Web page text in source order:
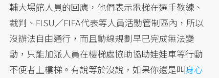
輔大場館人員的回應，他們表示電梯在選手教練、
裁判、FISU／FIFA代表等人員活動管制區內，所以
沒辦法自由通行，而且動線規劃早已完成無法變
動，只能加派人員在樓梯處協助協助娃娃車等行動
不便者上樓梯。有說等於沒說，如果你還是叫身心